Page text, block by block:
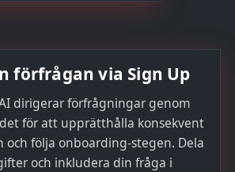
förfrågan via Sign Up
dirigerar förfrågningar genom
för att upprätthålla konsekvent
och följa onboarding-stegen. Dela
och inkludera din fråga i